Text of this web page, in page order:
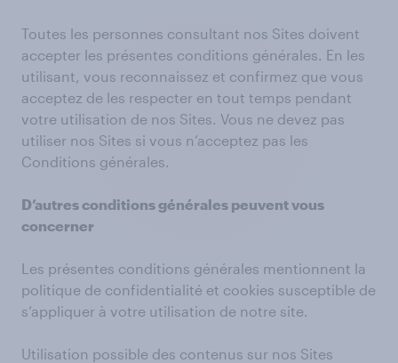
Toutes les personnes consultant nos Sites doivent
accepter les présentes conditions générales. En les
utilisant, vous reconnaissez et confirmez que vous
acceptez de les respecter en tout temps pendant
votre utilisation de nos Sites. Vous ne devez pas
utiliser nos Sites si vous n’acceptez pas les
Conditions générales.
D’autres conditions générales peuvent vous
concerner
Les présentes conditions générales mentionnent la
politique de confidentialité et cookies susceptible de
s’appliquer à votre utilisation de notre site.
Utilisation possible des contenus sur nos Sites